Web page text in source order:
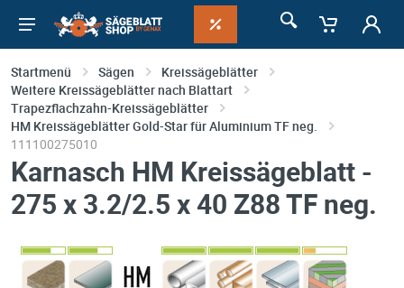
Startmenü Sägen
Kreissägeblätter
Weitere Kreissägeblätter nach Blattart
Trapezflachzahn-Kreissägeblätter
HM Kreissägeblätter Gold-Star für Aluminium TF neg.
111100275010
Karnasch HM Kreissägeblatt -
275 x 3.2/2.5 x 40 Z88 TF neg.